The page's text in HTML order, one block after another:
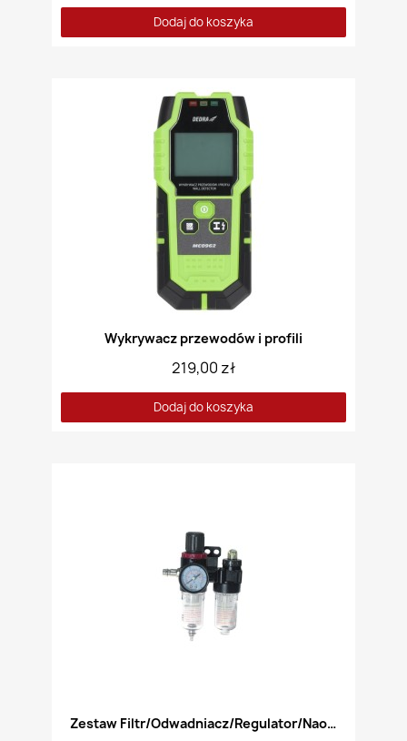
Dodaj do koszyka
Wykrywacz przewodów i profili
219,00 zł
Dodaj do koszyka
Zestaw Filtr/Odwadniacz/Regulator/Naolejacz 4w1